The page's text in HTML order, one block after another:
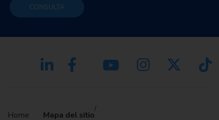
CONSULTA
Home Mapa del sitio